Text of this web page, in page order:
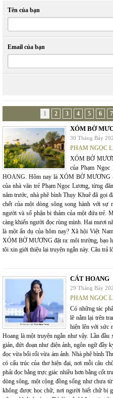
Tên của bạn
Email của bạn
1 2 3 4 5 6 7
XÓM BỜ
30 Tháng Bảy
PHẠM NGỌC
XÓM BỜ
của Phạm
HOANG. Hôm nay là XÓM BỜ MƯƠNG
của nhà văn trẻ Phạm Ngọc Lương, từng
năm trước, nhà phê bình Thụy Khuê đã gọi
chết của một dòng sông song hành với sự
người và số phận bi thảm của một đứa trẻ.
càng khiến người đọc rùng mình. Hai mươi
là một ẩn dụ của hôm nay? Xã hội Việt
XÓM BỜ MƯƠNG đặt ra: môi trường, bạo
tôi xin giới thiệu lại truyện ngắn này. Câu trả
CÁT HOANG
29 Tháng Bảy
PHẠM NGỌC
Có những tác
lẽ nằm lại trên
hiện lên với sức
Hoang là một truyện ngắn như vậy. Lần
giản, đứt đoạn như điện ảnh, ngôn ngữ đầy
đọc vừa bối rối vừa ám ảnh. Nhà phê bình
có cấu trúc của thơ hiện đại, nơi mỗi câu
phải đọc bằng trực giác nhiều hơn bằng cốt
dòng sông, một cộng đồng sống như chưa
không được học chữ, nơi người biết chữ bị